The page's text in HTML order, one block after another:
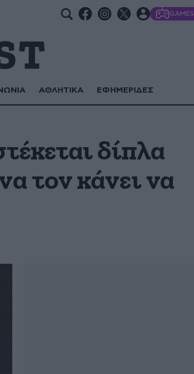
GAMES
ΑΘΛΗΤΙΚΑ ΕΦΗΜΕΡΙΔΕΣ
δίπλα
τον κάνει να